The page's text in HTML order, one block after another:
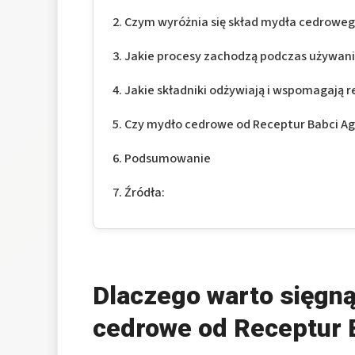
Czym wyróżnia się skład mydła
Jakie procesy zachodzą podczas
Jakie składniki odżywiają i wspomagają
Czy mydło cedrowe od Receptur Babci
Podsumowanie
Źródła:
Dlaczego warto
cedrowe od Receptur